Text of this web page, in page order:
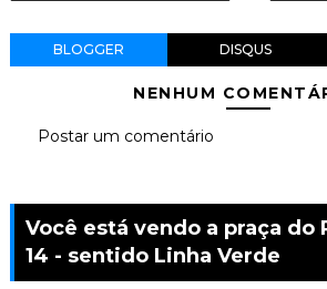
BLOGGER DISQUS
NENHUM
Postar um comentário
Você está vendo a praça do
14 - sentido Linha Verde